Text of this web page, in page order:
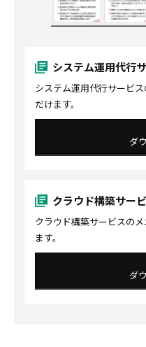
システム運用代行
システム運用代行サービ
だけます。
ダ
クラウド構築サー
クラウド構築サービスの
ます。
ダ